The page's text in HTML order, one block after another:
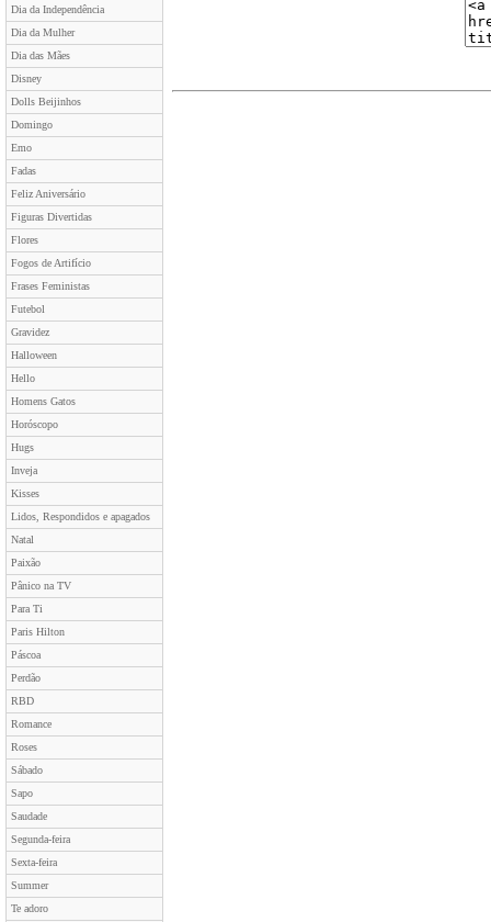
Dia da Independência
Dia da Mulher
Dia das Mães
Disney
Dolls Beijinhos
Domingo
Emo
Fadas
Feliz Aniversário
Figuras Divertidas
Flores
Fogos de Artifício
Frases Feministas
Futebol
Gravidez
Halloween
Hello
Homens Gatos
Horóscopo
Hugs
Inveja
Kisses
Lidos, Respondidos e apagados
Natal
Paixão
Pânico na TV
Para Ti
Paris Hilton
Páscoa
Perdão
RBD
Romance
Roses
Sábado
Sapo
Saudade
Segunda-feira
Sexta-feira
Summer
Te adoro